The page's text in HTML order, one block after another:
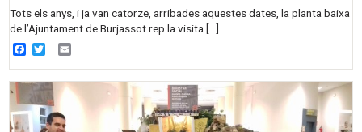
Tots els anys, i ja van catorze, arribades aquestes dates, la planta baixa
de l’Ajuntament de Burjassot rep la visita […]
Facebook
Twitter